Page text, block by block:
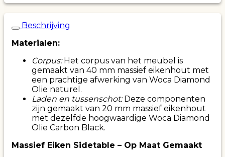
Beschrijving
Materialen:
Corpus:Het corpus van het meubel is
gemaakt van 40 mm massief eikenhout met
een prachtige afwerking van Woca Diamond
Olie naturel.
Laden en tussenschot:Deze componenten
zijn gemaakt van 20 mm massief eikenhout
met dezelfde hoogwaardige Woca Diamond
Olie Carbon Black.
Massief Eiken Sidetable – Op Maat Gemaakt